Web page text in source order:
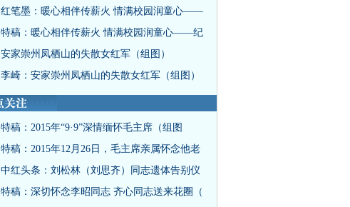
红笔墨：暖心相伴传薪火 情满校园润童心——
特稿：暖心相伴传薪火 情满校园润童心——纪
安家崇州凤栖山的失散女红军（组图）
李崎：安家崇州凤栖山的失散女红军（组图）
特稿：2015年“9·9”深情缅怀毛主席（组图
特稿：2015年12月26日，毛主席亲属怀念他老
中红头条：刘松林（刘思齐）同志遗体告别仪
特稿：深切怀念李昭同志 齐心同志送来花圈（